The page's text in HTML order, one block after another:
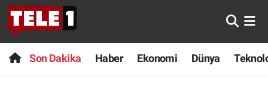
Son Dakika Haber Ekonomi Dünya
Anında Manşet
Başka Sohbetler
Son Dakika
Haber
Nöbetçi Eczaneler
Hava Durumu